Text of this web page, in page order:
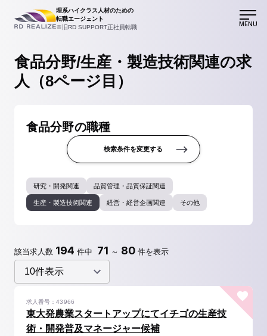
理系ハイクラス人材のための
転職エージェント
※旧RD SUPPORT正社員転職
MENU
食品分野/生産・製造技術関連の求
人（8ページ目）
食品分野の職種
検索条件を変更する
研究・開発関連 品質管理・品質保証関連
生産・製造技術関連 経営・経営企画関連 その他
該当求人数 194 件中 71 ～ 80 件を表示
東大発農業スタートアップにてイチゴの生産技
術・開発普及マネージャー候補
求人番号：43966